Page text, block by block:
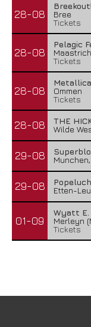
28-08
Bree
Tickets
28-08
Pelagic
Tickets
28-08
Ommen
Tickets
28-08
THE
Wilde
29-08
29-08
Etten-
01-09
Wyatt E.
Merleyn
Tickets